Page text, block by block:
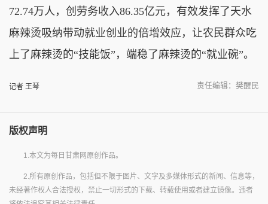
72.74万人，创劳务收入86.35亿元，有效发挥了天水
麻辣烫吸纳带动就业创业的倍增效应，让农民群众吃
上了麻辣烫的“技能饭”，端稳了麻辣烫的“就业碗”。
记者 王琴 责任编辑：樊醒民
版权声明
1.本文为每日甘肃网原创作品。
2.所有原创作品，包括但不限于图片、文字及多媒体形式的新闻、信息等，
未经著作权人合法授权，禁止一切形式的下载、转载使用或者建立镜像。违者